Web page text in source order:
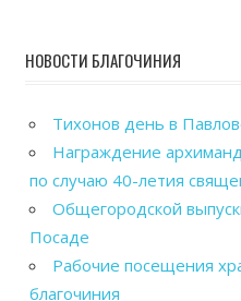
НОВОСТИ БЛАГОЧИНИЯ
Тихонов день в
Награждение
по случаю 40-летия
Общегородской
Посаде
Рабочие посещения
благочиния